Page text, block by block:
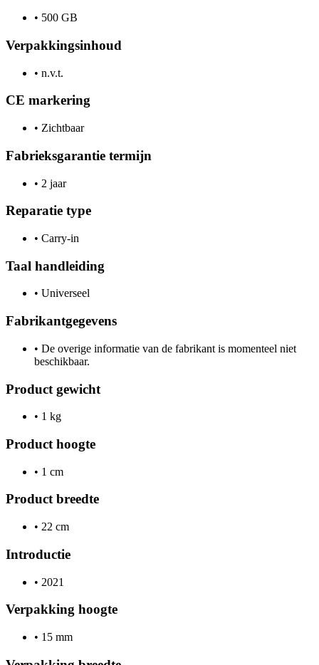
• 500 GB
Verpakkingsinhoud
• n.v.t.
CE markering
• Zichtbaar
Fabrieksgarantie termijn
• 2 jaar
Reparatie type
• Carry-in
Taal handleiding
• Universeel
Fabrikantgegevens
• De overige informatie van de fabrikant is momenteel niet
beschikbaar.
Product gewicht
• 1 kg
Product hoogte
• 1 cm
Product breedte
• 22 cm
Introductie
• 2021
Verpakking hoogte
• 15 mm